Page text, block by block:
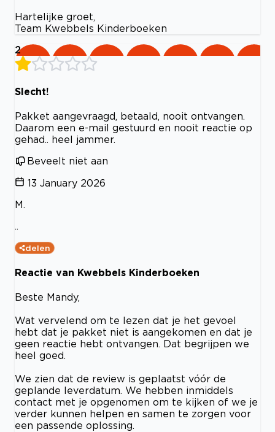
Hartelijke groet,
Team Kwebbels Kinderboeken
2
Slecht!
Pakket aangevraagd, betaald, nooit ontvangen.
Daarom een e-mail gestuurd en nooit reactie op
gehad.. heel jammer.
Beveelt niet aan
13 January 2026
M.
..
delen
Reactie van Kwebbels Kinderboeken
Beste Mandy,
Wat vervelend om te lezen dat je het gevoel
hebt dat je pakket niet is aangekomen en dat je
geen reactie hebt ontvangen. Dat begrijpen we
heel goed.
We zien dat de review is geplaatst vóór de
geplande leverdatum. We hebben inmiddels
contact met je opgenomen om te kijken of we je
verder kunnen helpen en samen te zorgen voor
een passende oplossing.